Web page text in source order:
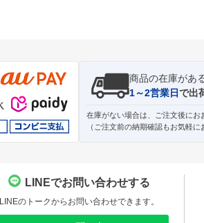
商品の在庫があ
1～2営業日で出
在庫がない場合は、ご注文後にお
（ご注文前の納期確認もお気軽に
LINEでお問い合わせする
LINEのトークからお問い合わせできます。